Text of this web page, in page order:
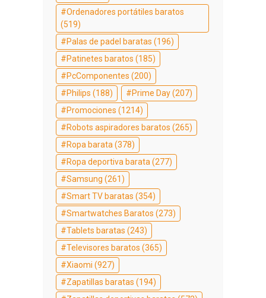
Ordenadores portátiles baratos
(519)
Palas de padel baratas (196)
Patinetes baratos (185)
PcComponentes (200)
Philips (188) Prime Day(207)
Promociones (1214)
Robots aspiradores baratos (265)
Ropa barata (378)
Ropa deportiva barata (277)
Samsung (261)
Smart TV baratas (354)
Smartwatches Baratos (273)
Tablets baratas (243)
Televisores baratos (365)
Xiaomi (927)
Zapatillas baratas (194)